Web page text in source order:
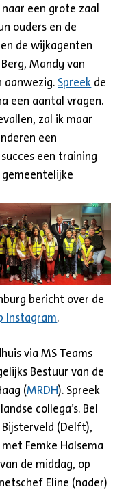
een grote zaal
ouders en de
de wijkagenten
Mandy van
aanwezig. Spreek de
een aantal vragen.
zal ik maar
een
een training
bericht over de
Instagram.
via MS Teams
Bestuur van de
(MRDH). Spreek
collega’s. Bel
(Delft),
Femke Halsema
de middag, op
Eline (nader)